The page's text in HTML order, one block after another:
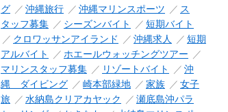
グ
沖縄旅行 沖縄マリンスポーツ
ス
タッフ募集
シーズンバイト
短期バイト
クロワッサンアイランド
沖縄求人
短期
アルバイト
ホエールウォッチングツアー
マリンスタッフ募集
リゾートバイト
沖
縄 ダイビング
崎本部緑地 家族
女子
旅
水納島クリアカヤック
瀬底島沖パラ